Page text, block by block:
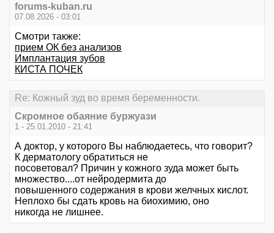
forums-kuban.ru
07.08.2026 - 03:01
Смотри также:
прием ОК без анализов
Имплантация зубов
КИСТА ПОЧЕК
Re: Кожный зуд во время беременности.
Скромное обаяние буржуази
1 - 25.01.2010 - 21:41
А доктор, у которого Вы наблюдаетесь, что говорит?
К дерматологу обратиться не
посоветовал? Причин у кожного зуда может быть
множество....от нейродермита до
повышенного содержания в крови желчных кислот.
Неплохо бы сдать кровь на биохимию, оно
никогда не лишнее.